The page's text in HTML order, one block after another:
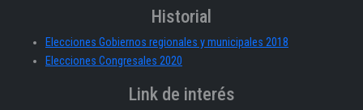
Historial
Elecciones Gobiernos regionales y municipales 2018
Elecciones Congresales 2020
Link de interés